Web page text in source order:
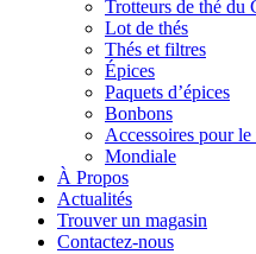
Trotteurs de thé du
Lot de thés
Thés et filtres
Épices
Paquets d’épices
Bonbons
Accessoires pour le
Mondiale
À Propos
Actualités
Trouver un magasin
Contactez-nous